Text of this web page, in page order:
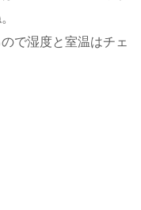
で湿度と室温はチェ